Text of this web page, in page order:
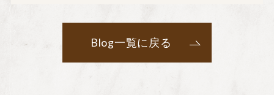
Blog一覧に戻る